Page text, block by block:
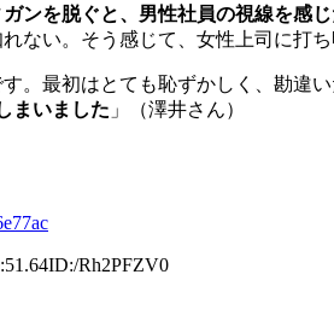
ンを脱ぐと、男性社員の視線を感じ
ない。そう感じて、女性上司に打ち
。最初はとても恥ずかしく、勘違
まいました 」（澤井さん）
Rh2PFZV0